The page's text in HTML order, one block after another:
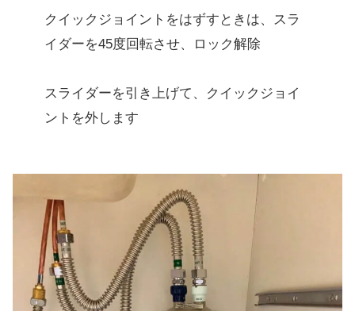
クイックジョイントをはずすときは、スラ
イダーを45度回転させ、ロック解除
スライダーを引き上げて、クイックジョイ
ントを外します